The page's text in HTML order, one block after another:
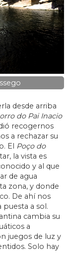
desde arriba
do Pai Inacio
recogernos
a rechazar su
El Poço do
la vista es
y al que
de agua
zona, y donde
De ahí nos
puesta a sol.
cambia su
a
juegos de luz y
Solo hay